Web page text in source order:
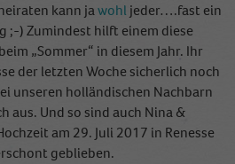
kann jawohl jeder….fast ein
;-) Zumindest hilft einem diese
„Sommer“ in diesem Jahr. Ihr
der letzten Woche sicherlich noch
unseren holländischen Nachbarn
aus. Und so sind auch Nina &
am 29. Juli 2017 in Renesse
geblieben.